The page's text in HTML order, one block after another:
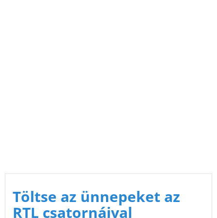
Töltse az ünnepeket az
RTL csatornáival